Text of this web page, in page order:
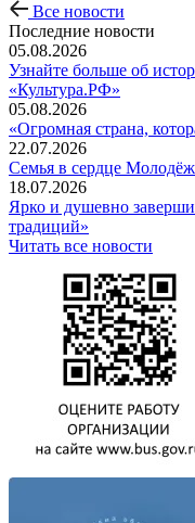
Все новости
Последние новости
05.08.2026
Узнайте больше об
«Культура.РФ»
05.08.2026
«Огромная страна,
22.07.2026
Семья в сердце
18.07.2026
Ярко и душевно
традиций»
Читать все новости